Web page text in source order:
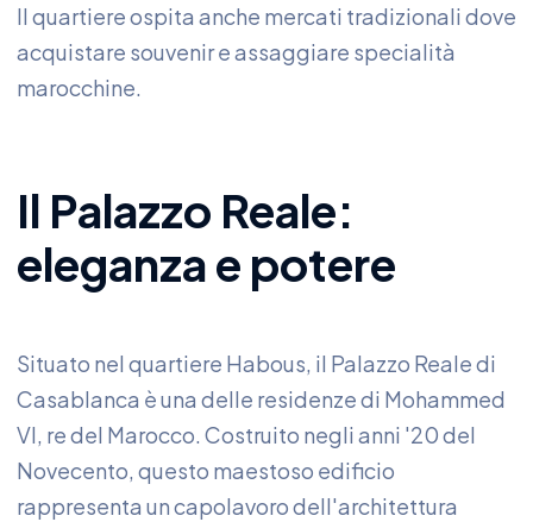
Il quartiere ospita anche mercati tradizionali dove
acquistare souvenir e assaggiare specialità
marocchine.
Il Palazzo Reale:
eleganza e potere
Situato nel quartiere Habous, il Palazzo Reale di
Casablanca è una delle residenze di Mohammed
VI, re del Marocco. Costruito negli anni '20 del
Novecento, questo maestoso edificio
rappresenta un capolavoro dell'architettura